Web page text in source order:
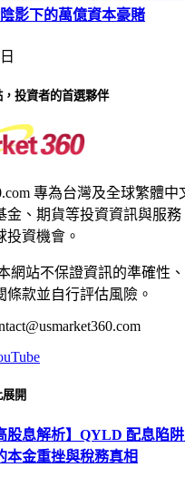
影下的萬億資本豪賭
投資者的首選夥伴
專為台灣及全球繁體
金、期貨等投資資訊與服
投資機會。
網站不保證資訊的準確性
條款並自行評估風險。
開
股息解析】QYLD 配息陷
本金重挫與稅務真相